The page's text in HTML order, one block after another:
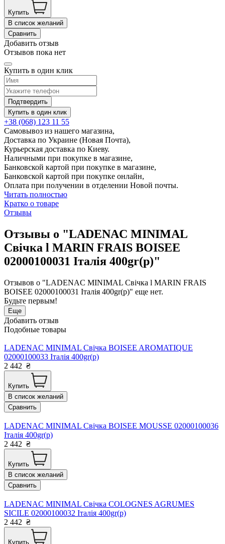
Купить
В список желаний
Сравнить
Добавить отзыв
Отзывов пока нет
Купить в один клик
Подтвердить
Купить в один клик
+38 (068) 123 11 55
Самовывоз из нашего магазина,
Доставка по Украине (Новая Почта),
Курьерская доставка по Киеву.
Наличными при покупке в магазине,
Банковской картой при покупке в магазине,
Банковской картой при покупке онлайн,
Оплата при получении в отделении Новой почты.
Читать полностью
Кратко о товаре
Отзывы
Отзывы о "LADENAC MINIMAL
Свічка l MARIN FRAIS BOISEE
02000100031 Італія 400gr(р)"
Отзывов о "LADENAC MINIMAL Свічка l MARIN FRAIS
BOISEE 02000100031 Італія 400gr(р)" еще нет.
Будьте первым!
Еще
Добавить отзыв
Подобные товары
LADENAC MINIMAL Свічка BOISEE AROMATIQUE
02000100033 Італія 400gr(р)
2 442 ₴
Купить
В список желаний
Сравнить
LADENAC MINIMAL Свічка BOISEE MOUSSE 02000100036
Італія 400gr(р)
2 442 ₴
Купить
В список желаний
Сравнить
LADENAC MINIMAL Свічка COLOGNES AGRUMES
SICILE 02000100032 Італія 400gr(р)
2 442 ₴
Купить